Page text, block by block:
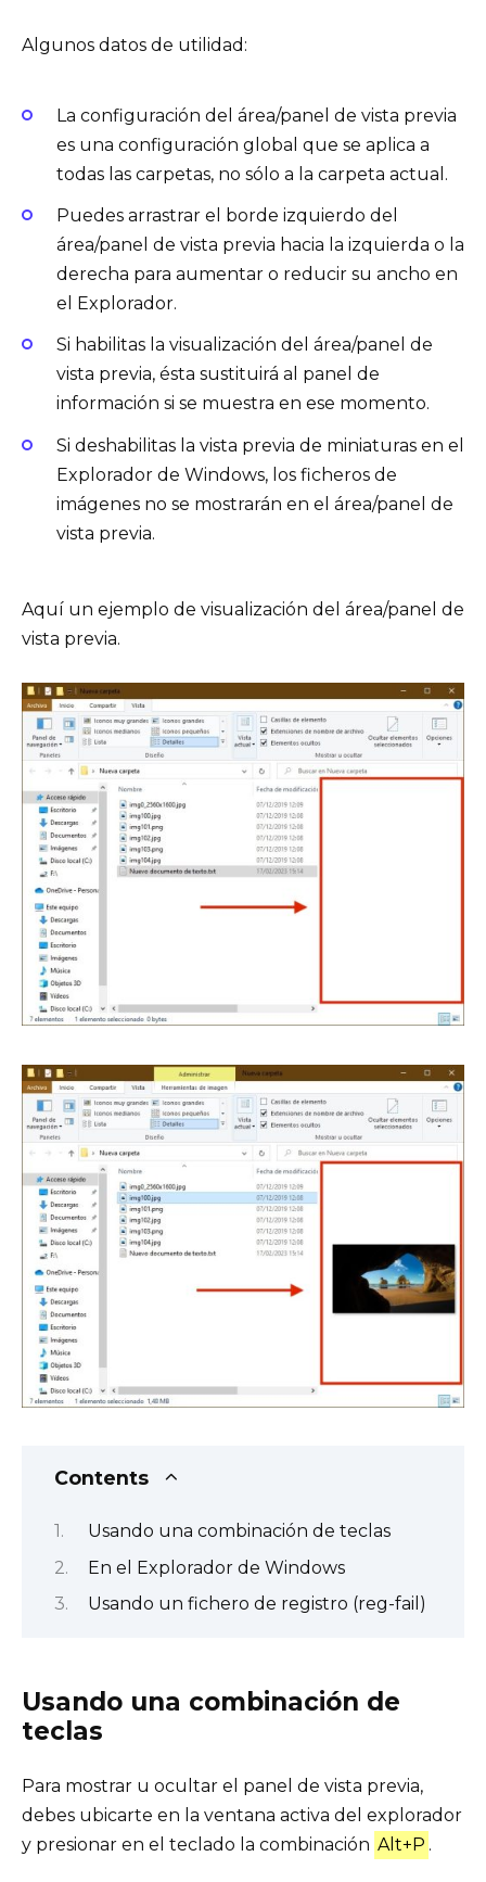
Algunos datos de utilidad:
La configuración del área/panel de vista previa
es una configuración global que se aplica a
todas las carpetas, no sólo a la carpeta actual.
Puedes arrastrar el borde izquierdo del
área/panel de vista previa hacia la izquierda o la
derecha para aumentar o reducir su ancho en
el Explorador.
Si habilitas la visualización del área/panel de
vista previa, ésta sustituirá al panel de
información si se muestra en ese momento.
Si deshabilitas la vista previa de miniaturas en el
Explorador de Windows, los ficheros de
imágenes no se mostrarán en el área/panel de
vista previa.
Aquí un ejemplo de visualización del área/panel de
vista previa.
Contents
Usando una combinación de teclas
En el Explorador de Windows
Usando un fichero de registro (reg-fail)
Usando una combinación de
teclas
Para mostrar u ocultar el panel de vista previa,
debes ubicarte en la ventana activa del explorador
y presionar en el teclado la combinación Alt+P .